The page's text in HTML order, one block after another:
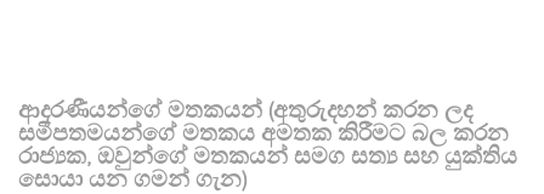
ආදරණීයන්ගේ මතකයන් (අතුරුදහන් කරන ලද
සමීපතමයන්ගේ මතකය අමතක කිරීමට බල කරන
රාජ්‍යක, ඔවුන්ගේ මතකයන් සමග සත්‍ය සහ යුක්තිය
සොයා යන ගමන් ගැන)